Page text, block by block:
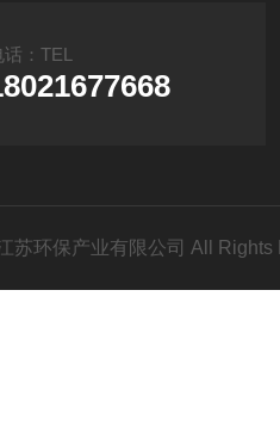
话：TEL
苏环保产业有限公司 All